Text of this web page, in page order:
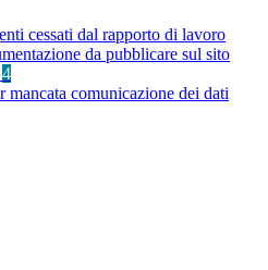
cessati dal rapporto di lavoro
da pubblicare sul sito
4
mancata comunicazione dei dati